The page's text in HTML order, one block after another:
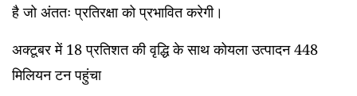
है जो अंततः प्रतिरक्षा को प्रभावित करेगी।
अक्टूबर में 18प्रतिशत की वृद्धि के साथ कोयला उत्पादन448
मिलियन टन पहुंचा